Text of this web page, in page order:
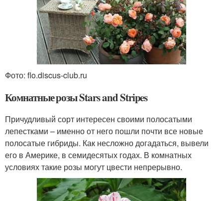
Фото: flo.discus-club.ru
Комнатные розы Stars and Stripes
Причудливый сорт интересен своими полосатыми
лепестками – именно от него пошли почти все новые
полосатые гибриды. Как несложно догадаться, вывели
его в Америке, в семидесятых годах. В комнатных
условиях такие розы могут цвести непрерывно.